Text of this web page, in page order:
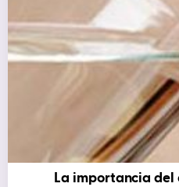
La importancia